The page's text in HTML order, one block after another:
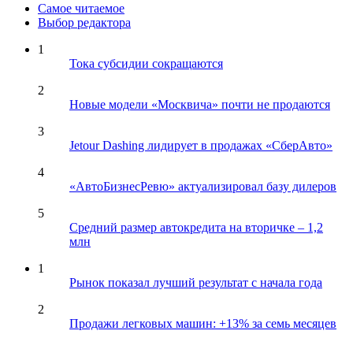
Самое читаемое
Выбор редактора
1
Тока субсидии сокращаются
2
Новые модели «Москвича» почти не продаются
3
Jetour Dashing лидирует в продажах «СберАвто»
4
«АвтоБизнесРевю» актуализировал базу дилеров
5
Средний размер автокредита на вторичке – 1,2
млн
1
Рынок показал лучший результат с начала года
2
Продажи легковых машин: +13% за семь месяцев